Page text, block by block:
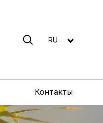
RU
Контакты